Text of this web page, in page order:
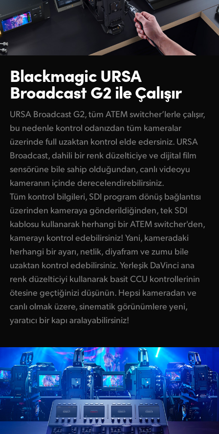
Blackmagic URSA
Broadcast G2 ile Çalışır
URSA Broadcast G2, tüm ATEM switcher’lerle çalışır,
bu nedenle kontrol odanızdan tüm kameralar
üzerinde full uzaktan kontrol elde edersiniz. URSA
Broadcast, dahili bir renk düzelticiye ve dijital film
sensörüne bile sahip olduğundan, canlı videoyu
kameranın içinde derecelendirebilirsiniz.
Tüm kontrol bilgileri, SDI program dönüş bağlantısı
üzerinden kameraya gönderildiğinden, tek SDI
kablosu kullanarak herhangi bir ATEM switcher'den,
kamerayı kontrol edebilirsiniz! Yani, kameradaki
herhangi bir ayarı, netlik, diyafram ve zumu bile
uzaktan kontrol edebilirsiniz. Yerleşik DaVinci ana
renk düzelticiyi kullanarak basit CCU kontrollerinin
ötesine geçtiğinizi düşünün. Hepsi kameradan ve
canlı olmak üzere, sinematik görünümlere yeni,
yaratıcı bir kapı aralayabilirsiniz!